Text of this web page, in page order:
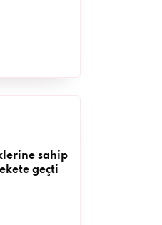
sahip
geçti